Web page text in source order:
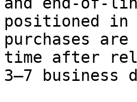
positioned in
purchases
time after
3–7 business